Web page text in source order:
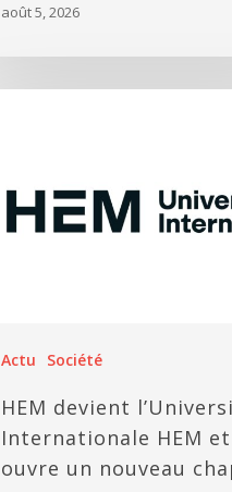
août 5, 2026
Actu Société
HEM devient
Internationale HEM et
ouvre un nouveau